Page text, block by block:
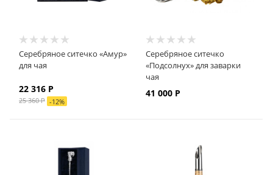
Серебряное ситечко «Амур»
для чая
22 316 Р
25 360Р -12%
Серебряное ситечко
«Подсолнух» для заварки
чая
41 000Р